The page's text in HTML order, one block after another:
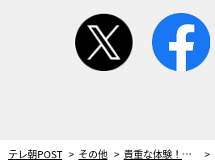
twitter
テレ朝POST その他 貴重な体験！イルカと触れ合う“特別プログラム”開催中「鴨川シーワールド」